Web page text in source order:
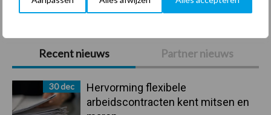
Primaire
Sidebar
Recent nieuws Partner nieuws
30 dec
Hervorming flexibele
arbeidscontracten kent mitsen en